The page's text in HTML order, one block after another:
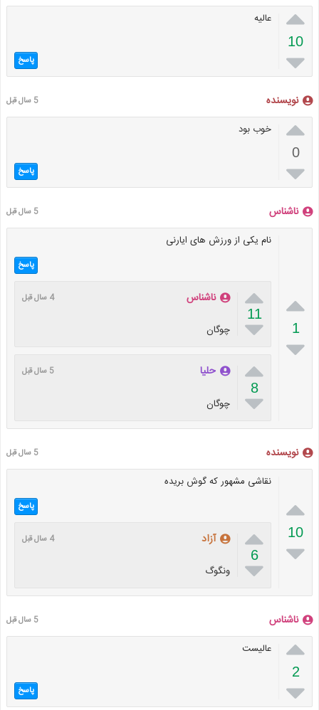

10

عالیه
پاسخ
نویسنده 5 سال قبل

0

خوب بود
پاسخ
ناشناس 5 سال قبل

1

نام یکی از ورزش های ایارنی
پاسخ

11

ناشناس 4 سال قبل
چوگان

8

حلیا 5 سال قبل
چوگان
نویسنده 5 سال قبل

10

نقاشی مشهور که گوش بریده
پاسخ

6

آزاد 4 سال قبل
ونگوگ
ناشناس 5 سال قبل

2

عالیست
پاسخ